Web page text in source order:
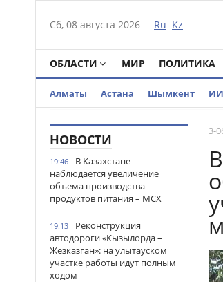
Сб, 08 августа 2026 Ru Kz
ОБЛАСТИ МИР ПОЛИТИКА
Алматы Астана Шымкент ИИ
НОВОСТИ
19:46
В Казахстане
наблюдается увеличение
объема производства
продуктов питания – МСХ
19:13
Реконструкция
автодороги «Кызылорда –
Жезказган»: на улытауском
участке работы идут полным
ходом
3-